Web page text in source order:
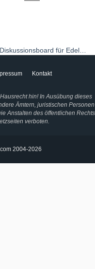
für Edelmetalle & Rohstoffe
Kontakt
hin! In Ausübung dieses
Ämtern, juristischen Personen
Anstalten des öffentlichen Rechts
verboten.
2004-2026